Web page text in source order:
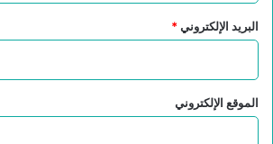
البريد الإلكتروني*
الموقع الإلكتروني